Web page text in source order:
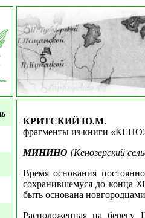
.
КРИТСКИЙ Ю.М.
фрагменты из книги
МИНИНО (Кенозерский
Время основания
сохранившемуся до конца
быть основана
Расположенная на